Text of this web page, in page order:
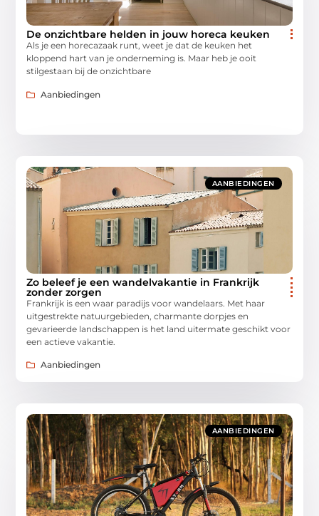
De onzichtbare helden in jouw horeca keuken
Als je een horecazaak runt, weet je dat de keuken het
kloppend hart van je onderneming is. Maar heb je ooit
stilgestaan bij de onzichtbare
Aanbiedingen
AANBIEDINGEN
Zo beleef je een wandelvakantie in Frankrijk
zonder zorgen
Frankrijk is een waar paradijs voor wandelaars. Met haar
uitgestrekte natuurgebieden, charmante dorpjes en
gevarieerde landschappen is het land uitermate geschikt voor
een actieve vakantie.
Aanbiedingen
AANBIEDINGEN